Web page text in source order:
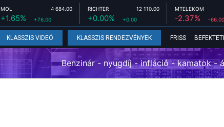
MOL 4 684.00
+1.65% +76.00
RICHTER 12 110.00
+0.00% +0.00
MTELEKOM
-2.37% -66.00
KLASSZIS VIDEÓ KLASSZIS RENDEZVÉNYEK FRISS
Benzinár - nyugdíj - infláció - kamatok -